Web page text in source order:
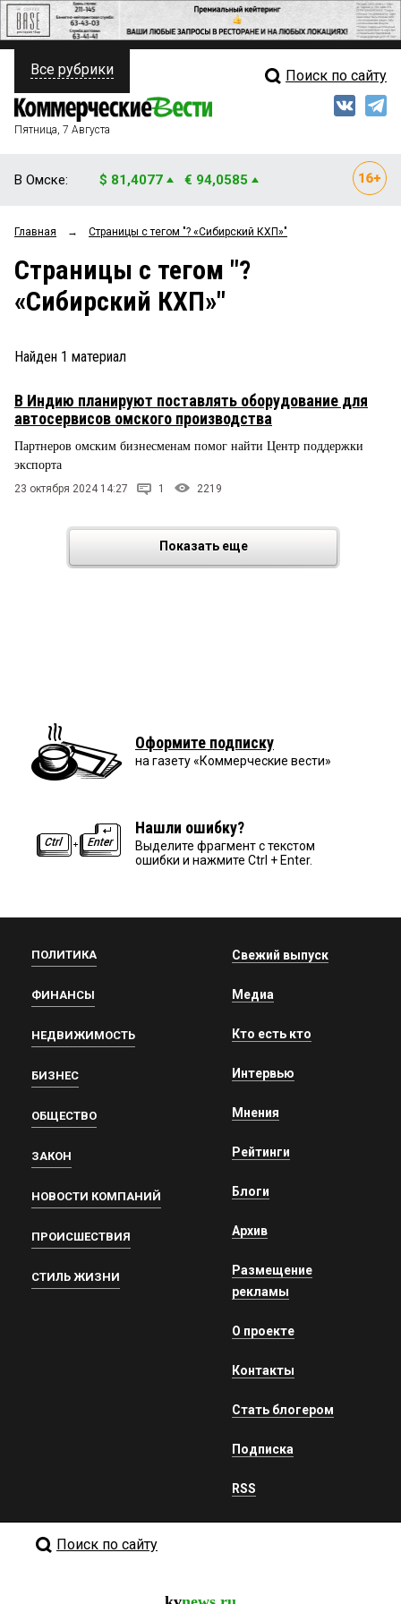
ПОЛИТИКА
ФИНАНСЫ
ОБЩЕСТВО
ЗАКОН
НОВОСТИ КОМПАНИЙ
ПРОИСШЕСТВИЯ
СТИЛЬ ЖИЗНИ
Свежий выпуск
Мнения
Рейтинги
Все рубрики Поиск по сайту
Пятница, 7 Августа
В Омске: $ 81,4077 € 94,0585
Главная → Страницы c тегом "? «Сибирский КХП»"
Страницы c тегом "?
«Сибирский КХП»"
Найден 1 материал
В Индию планируют поставлять оборудование для
автосервисов омского производства
Партнеров омским бизнесменам помог найти Центр поддержки
экспорта
23 октября 2024 14:27 1 2219
Показать еще
Оформите подписку
на газету «Коммерческие вести»
Нашли ошибку?
Выделите фрагмент с текстом
ошибки и нажмите Ctrl + Enter.
ПОЛИТИКА
ФИНАНСЫ
НЕДВИЖИМОСТЬ
БИЗНЕС
ОБЩЕСТВО
ЗАКОН
НОВОСТИ КОМПАНИЙ
ПРОИСШЕСТВИЯ
СТИЛЬ ЖИЗНИ
Свежий выпуск
Медиа
Кто есть кто
Интервью
Мнения
Рейтинги
Блоги
Архив
Размещение
рекламы
О проекте
Контакты
Стать блогером
Подписка
RSS
Поиск по сайту